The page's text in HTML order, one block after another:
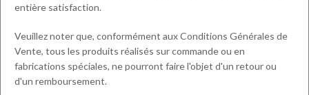
entière satisfaction.
Veuillez noter que, conformément aux Conditions Générales de
Vente, tous les produits réalisés sur commande ou en
fabrications spéciales, ne pourront faire l'objet d'un retour ou
d'un remboursement.